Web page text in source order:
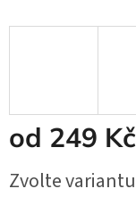
od 249 Kč
cena:
Zvolte variantu